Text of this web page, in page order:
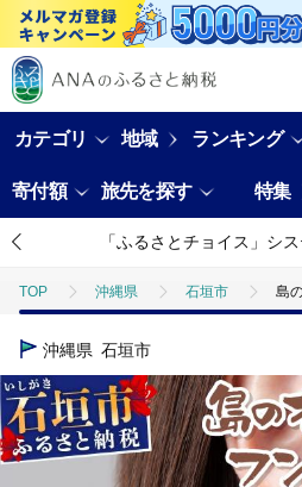
カテゴリ 地域 ランキング
寄付額 旅先を探す 特集
「ふるさとチョイス」シ
TOP 沖縄県 石垣市 島
TOP
沖縄県 石垣市